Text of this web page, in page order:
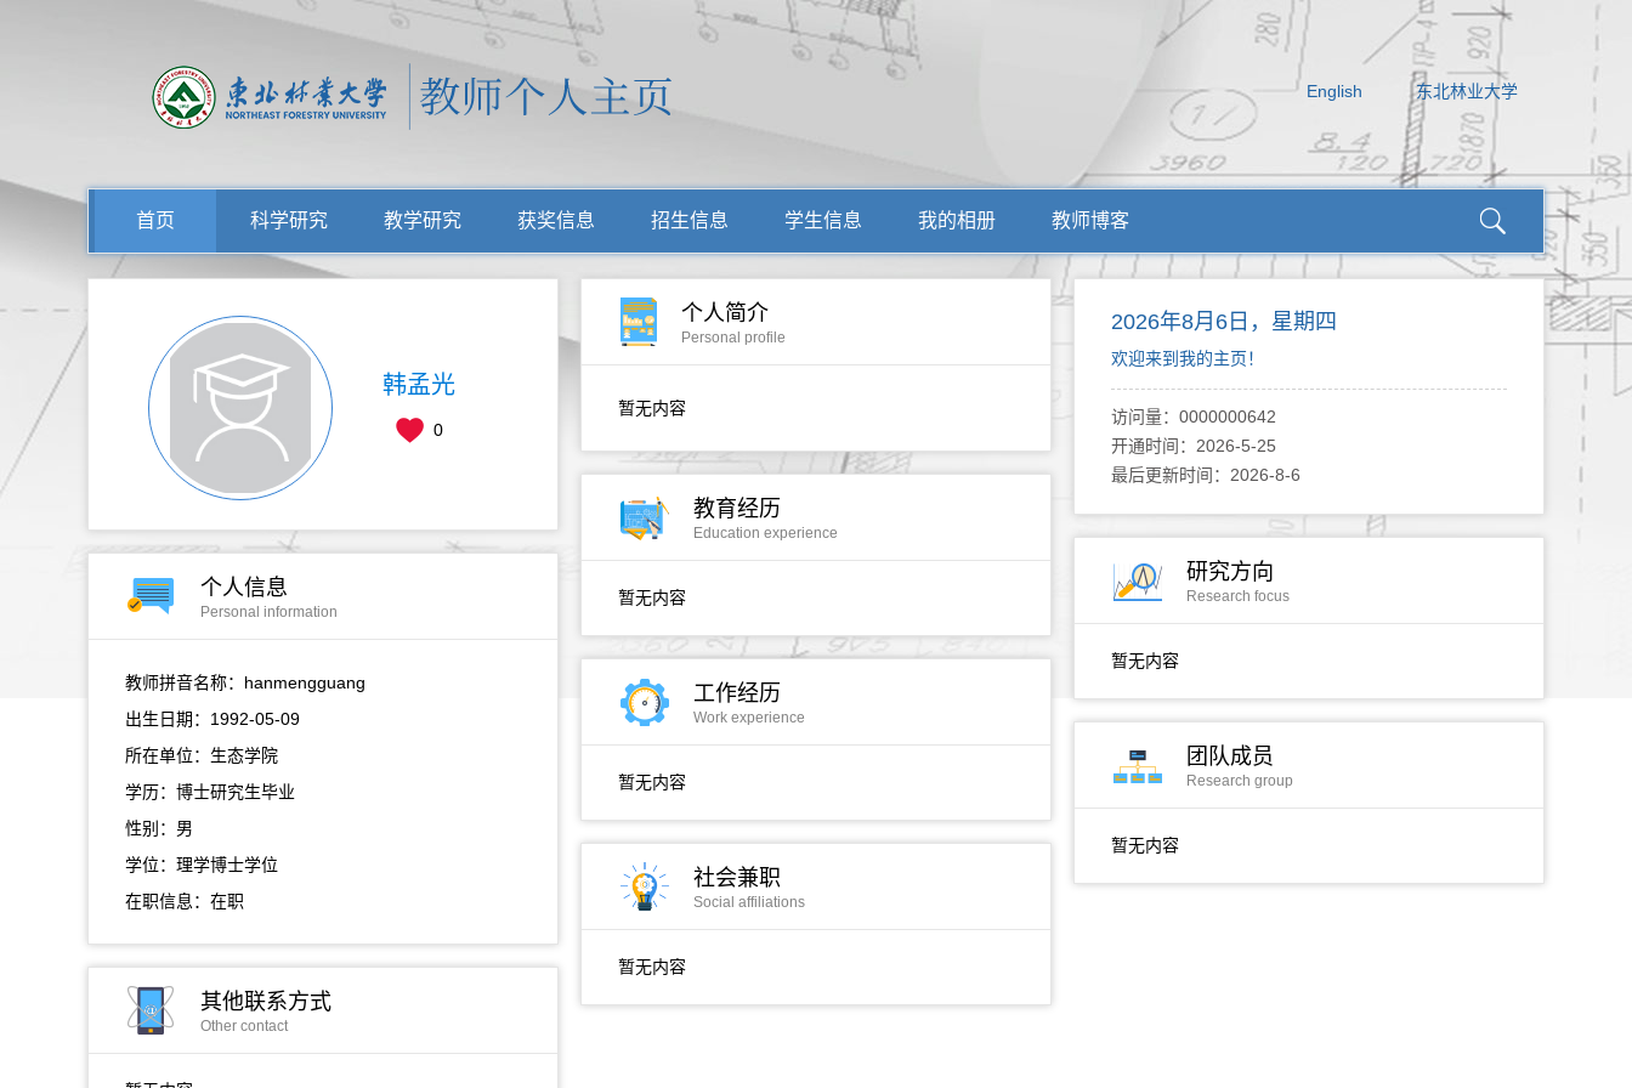
English 东北林业大学
首页 科学研究 教学研究 获奖信息 招生信息 学生信息 我的相册 教师博客
韩孟光
0
个人信息
Personal information
教师拼音名称：hanmengguang
出生日期：1992-05-09
所在单位：生态学院
学历：博士研究生毕业
性别：男
学位：理学博士学位
在职信息：在职
其他联系方式
Other contact
个人简介
Personal profile
暂无内容
教育经历
Education experience
暂无内容
工作经历
Work experience
暂无内容
社会兼职
Social affiliations
暂无内容
2026年8月6日，星期四
欢迎来到我的主页！
访问量： 0000000642
开通时间： 2026-5-25
最后更新时间： 2026-8-6
研究方向
Research focus
暂无内容
团队成员
Research group
暂无内容